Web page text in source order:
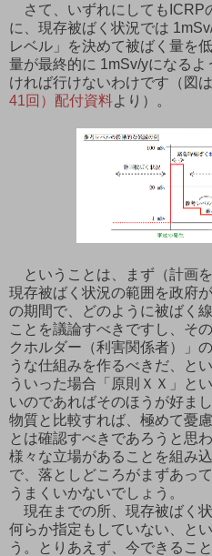
さて、いずれにしてもICRP
に、現存被ばく状況では
レベル」を決めて被ばく量を
量が最終的に 1mSv/yになる
ければ行けないわけです（図は
41回）配付資料より）。
ということは、まず（計画
現存被ばく状況の範囲を政府
の期間で、どのように被ばく
ことを議論すべきですし、そ
クホルダー（利害関係者）」
うな仕組みを作るべきだ、と
ういった場合「原則ＸＸ」と
いのであればそのほうが好ま
物質と比較すれば、極めて憂
とは確認すべきであろうと思
様々な立場があることを組み
で、落としどころがまずあっ
うまくいかないでしょう。
現在までの所、現存被ばく
何らか指定もしていない、と
う。とりあえず、今できるこ